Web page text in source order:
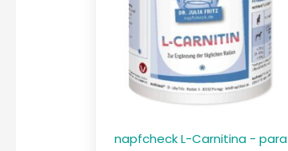
napfcheck L-Carnitina - para